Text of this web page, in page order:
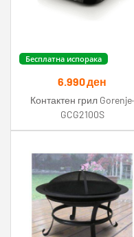
Бесплатна испорака
6.990ден
Контактен грил Gorenje·
GCG2100S